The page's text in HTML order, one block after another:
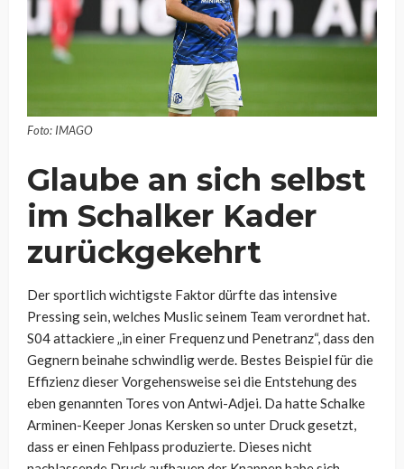
Foto: IMAGO
Glaube an sich selbst
im Schalker Kader
zurückgekehrt
Der sportlich wichtigste Faktor dürfte das intensive
Pressing sein, welches Muslic seinem Team verordnet hat.
S04 attackiere „in einer Frequenz und Penetranz“, dass den
Gegnern beinahe schwindlig werde. Bestes Beispiel für die
Effizienz dieser Vorgehensweise sei die Entstehung des
eben genannten Tores von Antwi-Adjei. Da hatte Schalke
Arminen-Keeper Jonas Kersken so unter Druck gesetzt,
dass er einen Fehlpass produzierte. Dieses nicht